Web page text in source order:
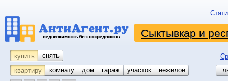
Сыктывкар и
купить снять
квартиру
комнату койко-место
дом гараж участок
нежилое